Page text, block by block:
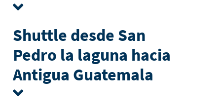
Shuttle desde San
Pedro la laguna hacia
Antigua Guatemala